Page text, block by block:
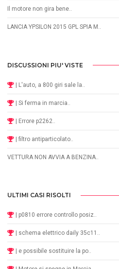
Il motore non gira bene..
LANCIA YPSILON 2015 GPL SPIA M..
DISCUSSIONI PIU' VISTE
| L'auto, a 800 giri sale la..
| Si ferma in marcia..
| Errore p2262..
| filtro antiparticolato..
VETTURA NON AVVIA A BENZINA..
ULTIMI CASI RISOLTI
| p0810 errore controllo posiz..
| schema elettrico daily 35c11..
| e possibile sostituire la po..